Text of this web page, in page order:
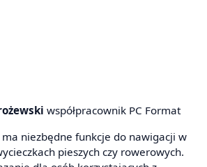
współpracownik PC Format
niezbędne funkcje do nawigacji w
pieszych czy rowerowych.